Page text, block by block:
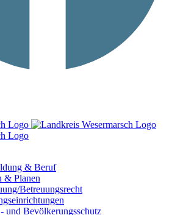
& Beruf
& Planen
Betreuungsrecht
und Bevölkerungsschutz